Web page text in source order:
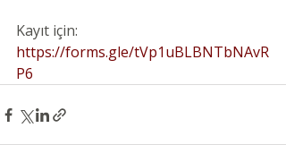
Kayıt için:
https://forms.gle/tVp1uBLBNTbNAvR
P6